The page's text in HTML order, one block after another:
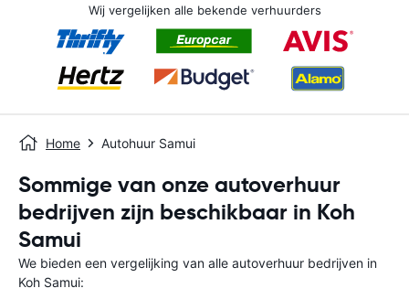
Wij vergelijken alle bekende verhuurders
Home Autohuur Samui
Sommige van onze autoverhuur
bedrijven zijn beschikbaar in Koh
Samui
We bieden een vergelijking van alle autoverhuur bedrijven in
Koh Samui: